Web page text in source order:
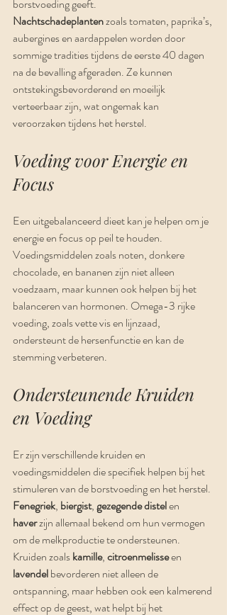
borstvoeding geeft.
Nachtschadeplanten zoals tomaten, paprika’s,
aubergines en aardappelen worden door
sommige tradities tijdens de eerste 40 dagen
na de bevalling afgeraden. Ze kunnen
ontstekingsbevorderend en moeilijk
verteerbaar zijn, wat ongemak kan
veroorzaken tijdens het herstel.
Voeding voor Energie en
Focus
Een uitgebalanceerd dieet kan je helpen om je
energie en focus op peil te houden.
Voedingsmiddelen zoals noten, donkere
chocolade, en bananen zijn niet alleen
voedzaam, maar kunnen ook helpen bij het
balanceren van hormonen. Omega-3 rijke
voeding, zoals vette vis en lijnzaad,
ondersteunt de hersenfunctie en kan de
stemming verbeteren.
Ondersteunende Kruiden
en Voeding
Er zijn verschillende kruiden en
voedingsmiddelen die specifiek helpen bij het
stimuleren van de borstvoeding en het herstel.
Fenegriek, biergist, gezegende distel en
haver zijn allemaal bekend om hun vermogen
om de melkproductie te ondersteunen.
Kruiden zoals kamille, citroenmelisse en
lavendel bevorderen niet alleen de
ontspanning, maar hebben ook een kalmerend
effect op de geest, wat helpt bij het